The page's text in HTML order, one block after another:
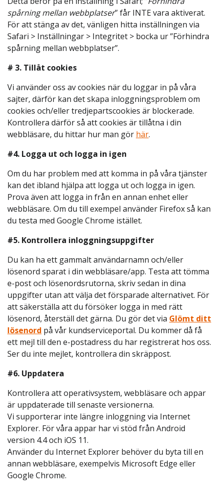
spårning mellan webbplatser” får INTE vara aktiverat.
För att stänga av det, vänligen hitta inställningen via
Safari > Inställningar > Integritet > bocka ur ”Förhindra
spårning mellan webbplatser”.
# 3. Tillåt cookies
Vi använder oss av cookies när du loggar in på våra
sajter, därför kan det skapa inloggningsproblem om
cookies och/eller tredjepartscookies är blockerade.
Kontrollera därför så att cookies är tillåtna i din
webbläsare, du hittar hur man gör här.
#4. Logga ut och logga in igen
Om du har problem med att komma in på våra tjänster
kan det ibland hjälpa att logga ut och logga in igen.
Prova även att logga in från en annan enhet eller
webbläsare. Om du till exempel använder Firefox så kan
du testa med Google Chrome istället.
#5. Kontrollera inloggningsuppgifter
Du kan ha ett gammalt användarnamn och/eller
lösenord sparat i din webbläsare/app. Testa att tömma
e-post och lösenordsrutorna, skriv sedan in dina
uppgifter utan att välja det försparade alternativet. För
att säkerställa att du försöker logga in med rätt
lösenord, återställ det gärna. Du gör det via Glömt ditt
lösenord på vår kundserviceportal. Du kommer då få
ett mejl till den e-postadress du har registrerat hos oss.
Ser du inte mejlet, kontrollera din skräppost.
#6. Uppdatera
Kontrollera att operativsystem, webbläsare och appar
är uppdaterade till senaste versionerna.
Vi supporterar inte längre inloggning via Internet
Explorer. För våra appar har vi stöd från Android
version 4.4 och iOS 11.
Använder du Internet Explorer behöver du byta till en
annan webbläsare, exempelvis Microsoft Edge eller
Google Chrome.